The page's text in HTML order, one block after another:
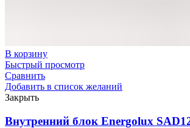
В корзину
Быстрый просмотр
Сравнить
Добавить в список желаний
Закрыть
Внутренний блок Energolux